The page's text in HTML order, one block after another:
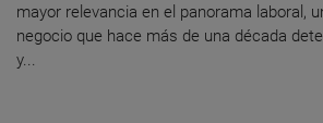
mayor relevancia en el panorama laboral,
negocio que hace más de una década
y...